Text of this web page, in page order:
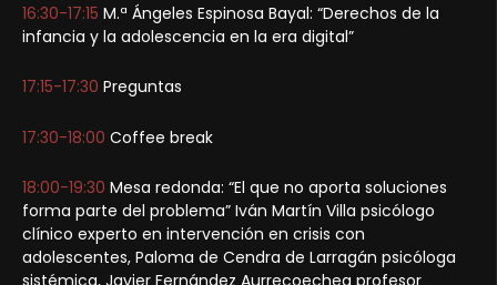
16:30-17:15 M.ª Ángeles Espinosa Bayal: “Derechos de la
infancia y la adolescencia en la era digital”
17:15-17:30 Preguntas
17:30-18:00 Coffee break
18:00-19:30 Mesa redonda: “El que no aporta soluciones
forma parte del problema” Iván Martín Villa psicólogo
clínico experto en intervención en crisis con
adolescentes, Paloma de Cendra de Larragán psicóloga